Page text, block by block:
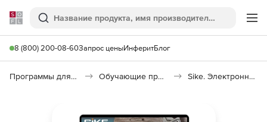
Softline
Поиск
8 (800) 200-08-60Запрос ценыИнферитБлог
Программы для образования и науки Обучающие программы Sike. Электронный курс «Слесарь-ремонтник. Подшипники – общие сведения»